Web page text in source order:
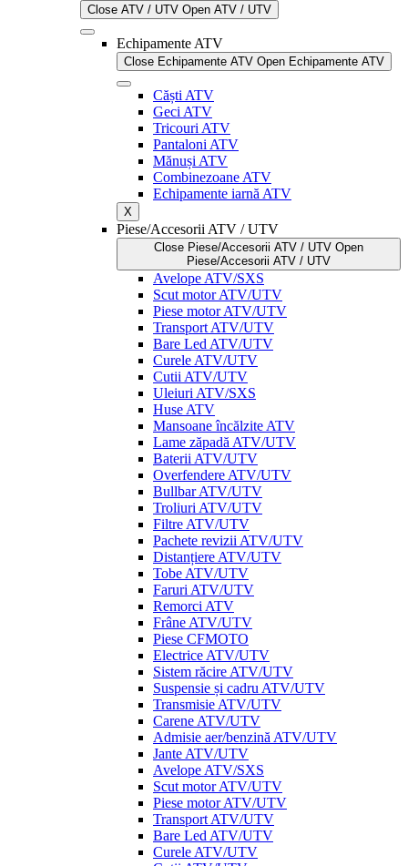
Close ATV / UTV Open ATV / UTV
Echipamente ATV
Close Echipamente ATV Open Echipamente ATV
Căști ATV
Geci ATV
Tricouri ATV
Pantaloni ATV
Mănuși ATV
Combinezoane ATV
Echipamente iarnă ATV
X
Piese/Accesorii ATV / UTV
Close Piese/Accesorii ATV / UTV Open
Piese/Accesorii ATV / UTV
Avelope ATV/SXS
Scut motor ATV/UTV
Piese motor ATV/UTV
Transport ATV/UTV
Bare Led ATV/UTV
Curele ATV/UTV
Cutii ATV/UTV
Uleiuri ATV/SXS
Huse ATV
Mansoane încălzite ATV
Lame zăpadă ATV/UTV
Baterii ATV/UTV
Overfendere ATV/UTV
Bullbar ATV/UTV
Troliuri ATV/UTV
Filtre ATV/UTV
Pachete revizii ATV/UTV
Distanțiere ATV/UTV
Tobe ATV/UTV
Faruri ATV/UTV
Remorci ATV
Frâne ATV/UTV
Piese CFMOTO
Electrice ATV/UTV
Sistem răcire ATV/UTV
Suspensie și cadru ATV/UTV
Transmisie ATV/UTV
Carene ATV/UTV
Admisie aer/benzină ATV/UTV
Jante ATV/UTV
Avelope ATV/SXS
Scut motor ATV/UTV
Piese motor ATV/UTV
Transport ATV/UTV
Bare Led ATV/UTV
Curele ATV/UTV